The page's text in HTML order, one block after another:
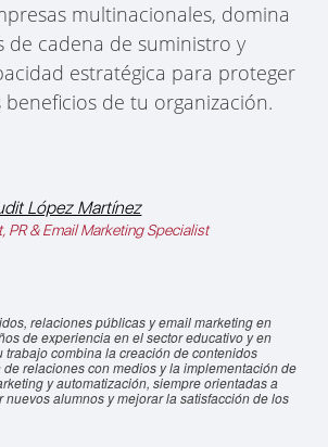
multinacionales, domina
de cadena de suministro y
estratégica para proteger
beneficios de tu organización.
López Martínez
PR & Email Marketing Specialist
relaciones públicas y email marketing en
de experiencia en el sector educativo y en
trabajo combina la creación de contenidos
relaciones con medios y la implementación de
y automatización, siempre orientadas a
nuevos alumnos y mejorar la satisfacción de los